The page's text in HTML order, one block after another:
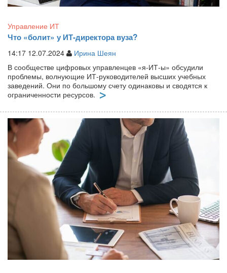
Управление ИТ
Что «болит» у ИТ-директора вуза?
14:17 12.07.2024
Ирина Шеян
В сообществе цифровых управленцев «я-ИТ-ы» обсудили
проблемы, волнующие ИТ-руководителей высших учебных
заведений. Они по большому счету одинаковы и сводятся к
ограниченности ресурсов.